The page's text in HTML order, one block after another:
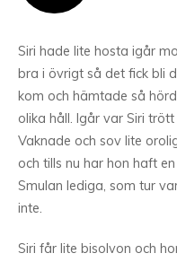
Siri hade lite hosta igår
bra i övrigt så det fick bli
kom och hämtade så
olika håll. Igår var Siri
Vaknade och sov lite
och tills nu har hon haft
Smulan lediga, som tur
inte.
Siri får lite bisolvon och